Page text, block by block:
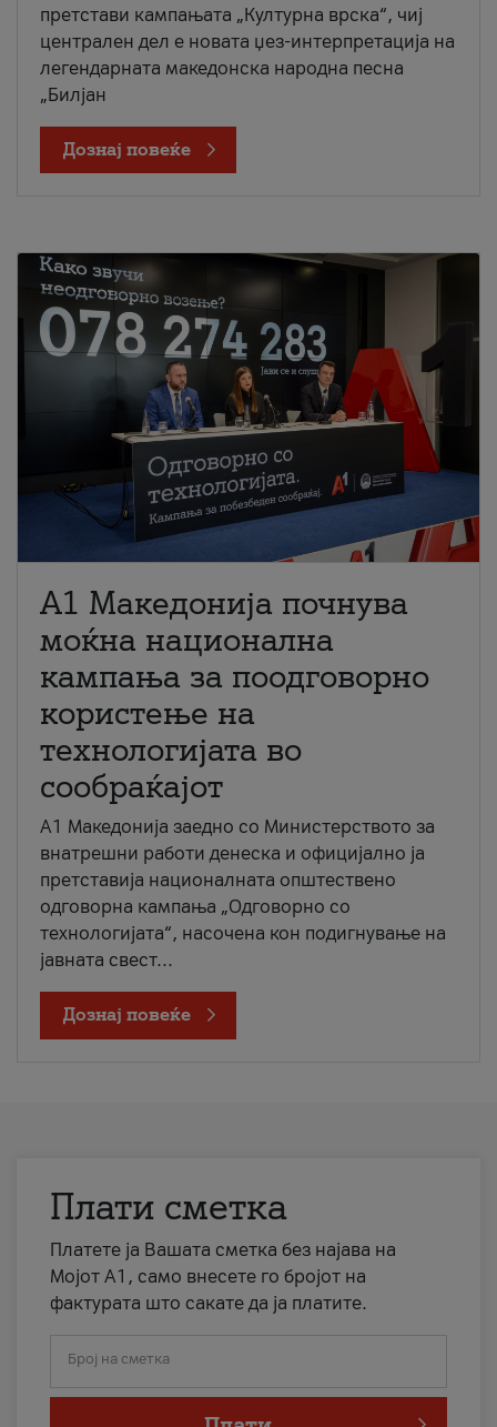
претстави кампањата „Културна врска“, чиј
централен дел е новата џез-интерпретација на
легендарната македонска народна песна
„Билјан
Дознај повеќе
A1 Македонија почнува
моќна национална
кампања за поодговорно
користење на
технологијата во
сообраќајот
A1 Македонија заедно со Министерството за
внатрешни работи денеска и официјално ја
претставија националната општествено
одговорна кампања „Одговорно со
технологијата“, насочена кон подигнување на
јавната свест...
Дознај повеќе
Плати сметка
Платете ја Вашата сметка без најава на
Мојот А1, само внесете го бројот на
фактурата што сакате да ја платите.
Број на сметка